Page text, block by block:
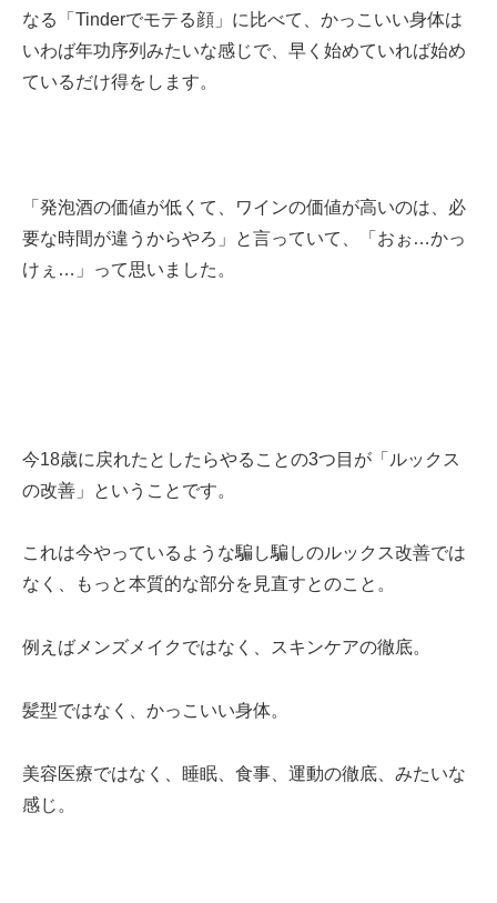
なる「Tinderでモテる顔」に比べて、かっこいい身体は
いわば年功序列みたいな感じで、早く始めていれば始め
ているだけ得をします。
「発泡酒の価値が低くて、ワインの価値が高いのは、必
要な時間が違うからやろ」と言っていて、「おぉ…かっ
けぇ…」って思いました。
今18歳に戻れたとしたらやることの3つ目が「ルックス
の改善」ということです。
これは今やっているような騙し騙しのルックス改善では
なく、もっと本質的な部分を見直すとのこと。
例えばメンズメイクではなく、スキンケアの徹底。
髪型ではなく、かっこいい身体。
美容医療ではなく、睡眠、食事、運動の徹底、みたいな
感じ。